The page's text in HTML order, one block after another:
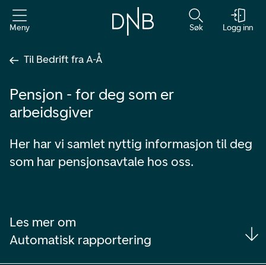
Meny Søk Logg inn
Til Bedrift fra A-Å
Pensjon - for deg som er
arbeidsgiver
Her har vi samlet nyttig informasjon til deg
som har pensjonsavtale hos oss.
Les mer om
Automatisk rapportering